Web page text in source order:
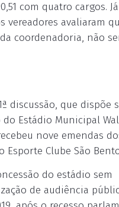
com quatro cargos.
vereadores avaliaram
coordenadoria, não
discussão, que dispõe
Estádio Municipal
nove emendas
Clube São
do estádio sem
de audiência